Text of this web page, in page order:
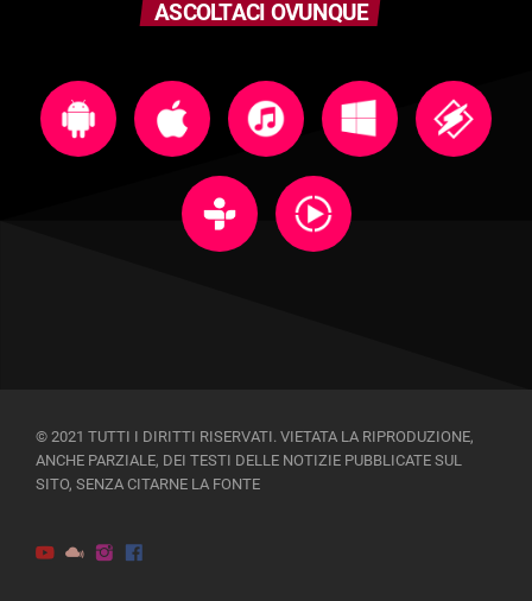
ASCOLTACI OVUNQUE
© 2021 TUTTI I DIRITTI RISERVATI. VIETATA LA RIPRODUZIONE,
ANCHE PARZIALE, DEI TESTI DELLE NOTIZIE PUBBLICATE SUL
SITO, SENZA CITARNE LA FONTE